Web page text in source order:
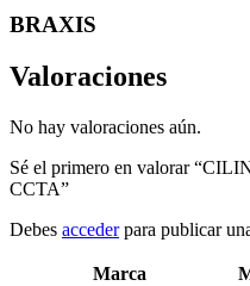
BRAXIS
Valoraciones
No hay valoraciones aún.
Sé el primero en valorar
CCTA”
Debes accederpara publicar
Marca